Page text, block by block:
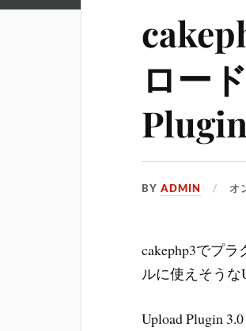
ロー
BYADMIN オ
cakephp3でプ
ルに使えそうな
Upload Plugin 3.0